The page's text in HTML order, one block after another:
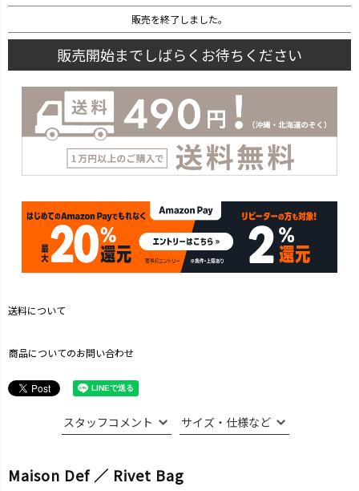
販売を終了しました。
販売開始までしばらくお待ちください
送料について
商品についてのお問い合わせ
スタッフコメント サイズ・仕様など
Maison Def ／ Rivet Bag